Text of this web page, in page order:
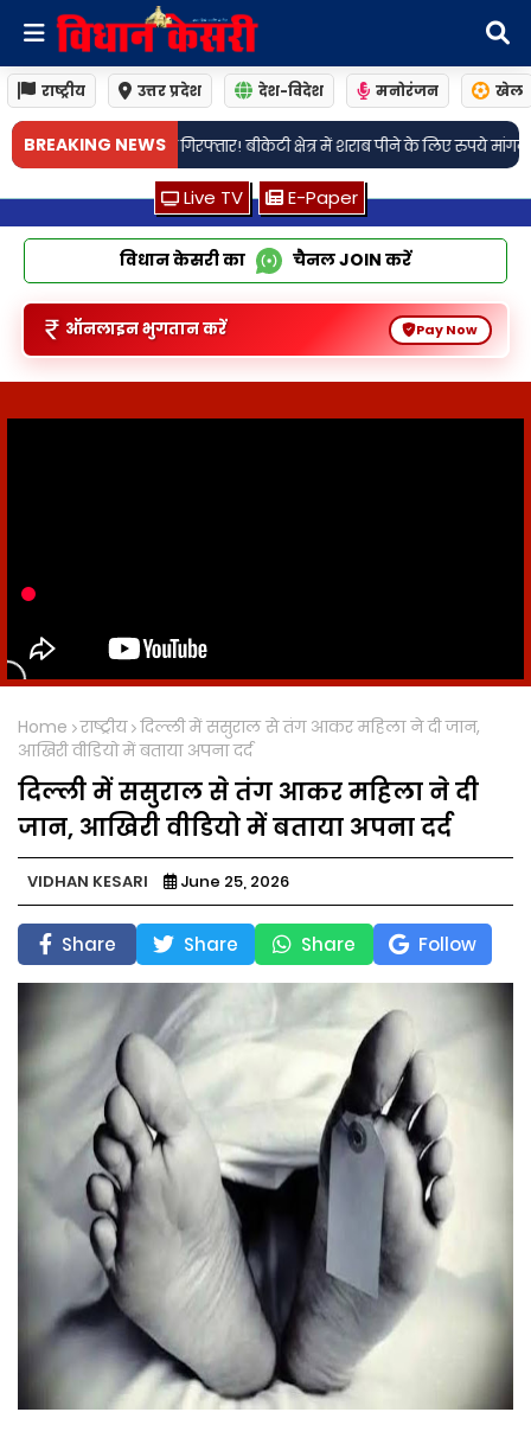
राष्ट्रीय उत्तर प्रदेश देश-विदेश मनोरंजन खेल
BREAKING NEWS
में शराब पीने के लिए रुपये मांगने को लेकर हुए था विवाद• लखनऊ: सैरपुर थाना
Live TV E-Paper
विधान केसरी का चैनलJOIN करें
ऑनलाइन भुगतान करें Pay Now
Home राष्ट्रीय दिल्ली में ससुराल से तंग आकर महिला ने दी जान,
आखिरी वीडियो में बताया अपना दर्द
दिल्ली में ससुराल से तंग आकर महिला ने दी
जान, आखिरी वीडियो में बताया अपना दर्द
VIDHAN KESARI June 25, 2026
Share Share Share Follow